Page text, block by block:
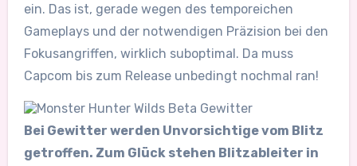
ein. Das ist, gerade wegen des temporeichen
Gameplays und der notwendigen Präzision bei den
Fokusangriffen, wirklich suboptimal. Da muss
Capcom bis zum Release unbedingt nochmal ran!
Bei Gewitter werden Unvorsichtige vom Blitz
getroffen. Zum Glück stehen Blitzableiter in